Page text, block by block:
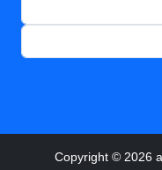
Copyright © 2026